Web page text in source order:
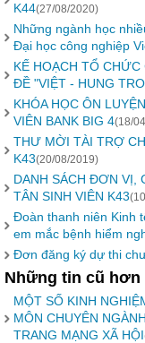
K44(27/08/2020)
Những ngành học
Đại học công nghiệp
KẾ HOẠCH TỔ
ĐỀ "VIỆT - HUNG
KHÓA HỌC ÔN
VIÊN BANK BIG 4(18/
THƯ MỜI TÀI TRỢ
K43(20/08/2019)
DANH SÁCH ĐƠN VỊ,
TÂN SINH VIÊN K43
Đoàn thanh niên Kinh
em mắc bệnh hiểm
Đơn đăng ký dự thi
Những tin cũ hơn
MỘT SỐ KINH
MÔN CHUYÊN
TRANG MẠNG XÃ HỘI